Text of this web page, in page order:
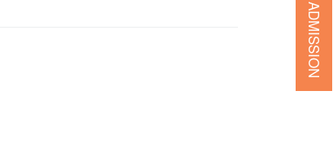
ADMISSION